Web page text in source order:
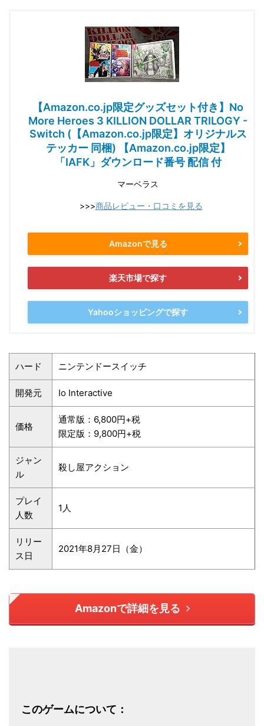
【Amazon.co.jp限定グッズセット付き】No
More Heroes 3 KILLION DOLLAR TRILOGY -
Switch (【Amazon.co.jp限定】オリジナルス
テッカー 同梱) 【Amazon.co.jp限定】
「IAFK」ダウンロード番号 配信 付
マーベラス
>>>商品レビュー・口コミを見る
Amazonで見る
楽天市場で探す
Yahooショッピングで探す
ハード ニンテンドースイッチ
開発元 Io Interactive
価格
通常版：6,800円+税
限定版：9,800円+税
ジャン
ル
殺し屋アクション
プレイ
人数
1人
リリー
ス日
2021年8月27日（金）
Amazonで詳細を見る
このゲームについて：